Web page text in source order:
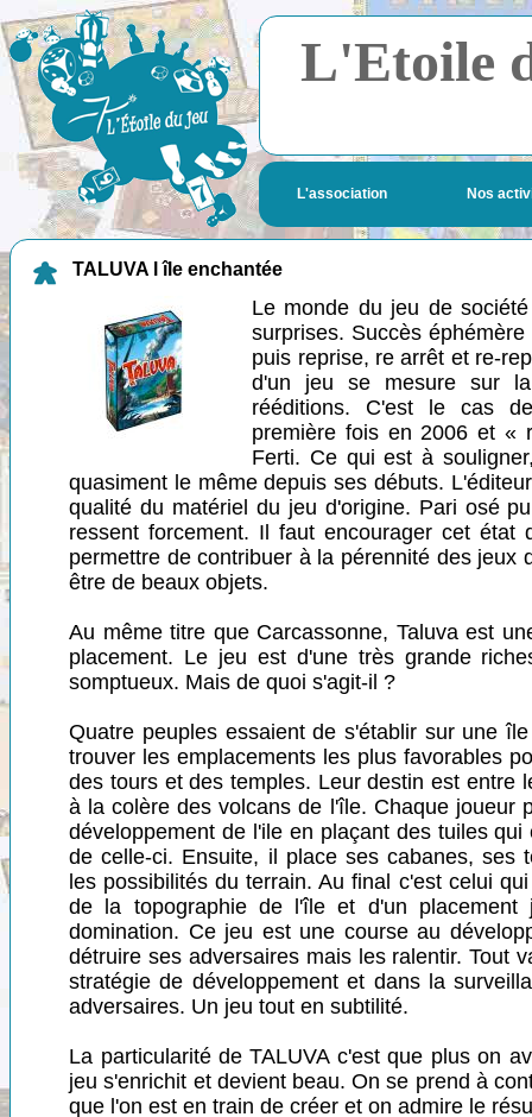
L'Etoile
L'association Nos
TALUVA l île enchantée
Le monde du jeu de
surprises. Succès
puis reprise, re arrêt et re-
d'un jeu se mesure sur
rééditions. C'est le cas
première fois en 2006 et «
Ferti. Ce qui est à
quasiment le même depuis ses débuts.
qualité du matériel du jeu d'origine. Pari osé
ressent forcement. Il faut encourager cet état
permettre de contribuer à la pérennité des jeux
être de beaux objets.
Au même titre que Carcassonne, Taluva est
placement. Le jeu est d'une très grande
somptueux. Mais de quoi s'agit-il ?
Quatre peuples essaient de s'établir sur une
trouver les emplacements les plus favorables
des tours et des temples. Leur destin est entre
à la colère des volcans de l'île. Chaque joueur
développement de l'ile en plaçant des tuiles
de celle-ci. Ensuite, il place ses cabanes, ses
les possibilités du terrain. Au final c'est celui
de la topographie de l'île et d'un placement
domination. Ce jeu est une course au
détruire ses adversaires mais les ralentir. Tout
stratégie de développement et dans la
adversaires. Un jeu tout en subtilité.
La particularité de TALUVA c'est que plus on
jeu s'enrichit et devient beau. On se prend à
que l'on est en train de créer et on admire le